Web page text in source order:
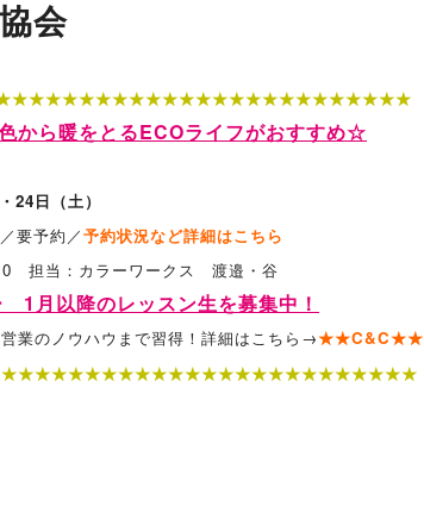
会
から暖をとるECOライフがおすすめ☆
日（土）
要予約／予約状況など詳細はこちら
担当：カラーワークス 渡邉・谷
月以降のレッスン生を募集中！
業のノウハウまで習得！詳細はこちら→★★C&C★★
★★★★★★★★★★★★★★★★★★★